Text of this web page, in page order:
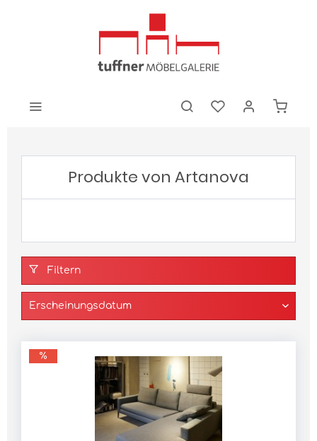
Produkte von Artanova
Filtern